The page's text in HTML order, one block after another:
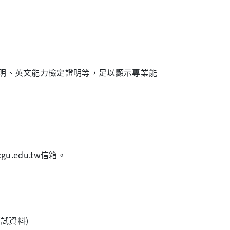
英文能力檢定證明等，足以顯示專業能
信箱。
資料)